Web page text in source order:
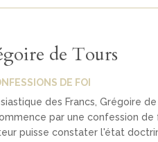
de Tours
DE FOI
des Francs, Grégoire
par une confession de
puisse constater l'état